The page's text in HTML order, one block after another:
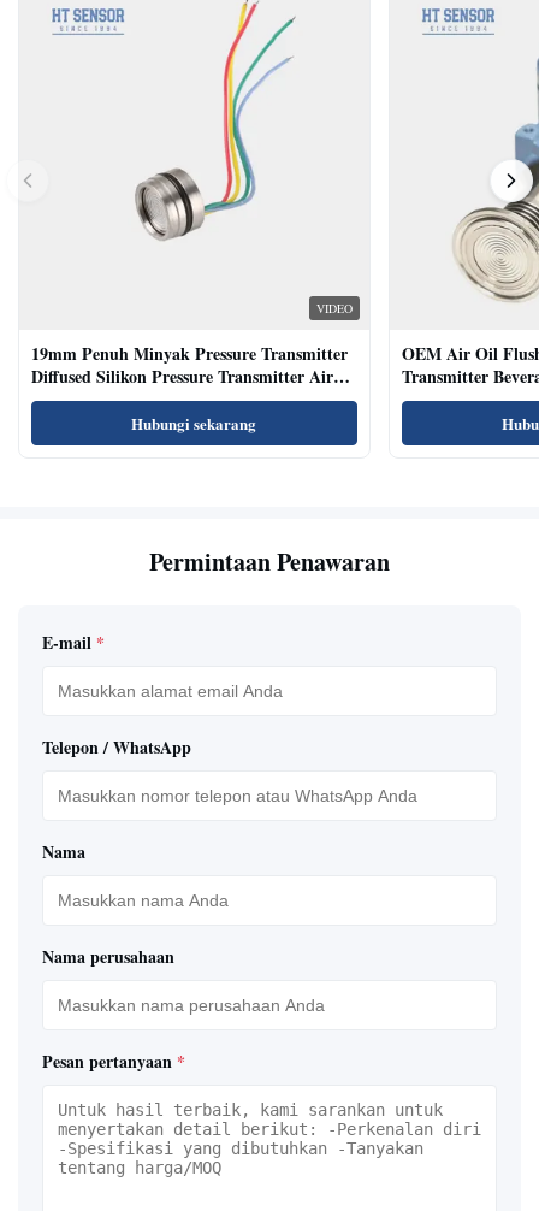
VIDEO
19mm Penuh Minyak Pressure Transmitter
Diffused Silikon Pressure Transmitter Air
Oil Test
Hubungi sekarang
OEM Air Oil
Transmitter
Sensor
Permintaan Penawaran
E-mail *
Telepon / WhatsApp
Nama
Nama perusahaan
Pesan pertanyaan *